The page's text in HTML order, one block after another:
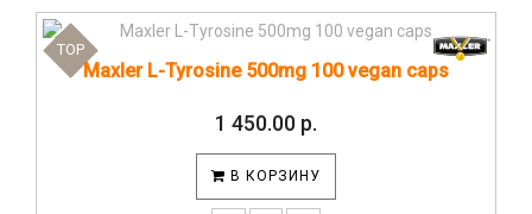
TOP
Maxler L-Tyrosine 500mg 100 vegan caps
1 450.00 р.
В КОРЗИНУ